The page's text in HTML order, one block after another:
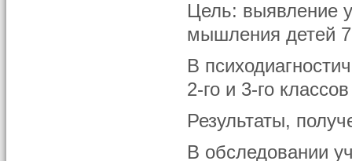
Цель: выявление
мышления детей
В
2-го и 3-го
Результаты,
В обследовании